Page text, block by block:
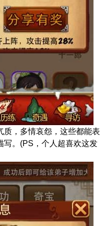
质，多情哀怨，这些都能表
写。(PS，个人超喜欢这发